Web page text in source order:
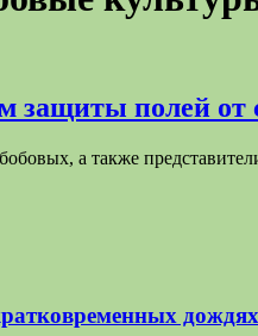
защиты полей от
а также